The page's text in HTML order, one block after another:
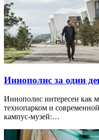
Иннополис за один
Иннополис интересен как
технопарком и
кампус-музей:…